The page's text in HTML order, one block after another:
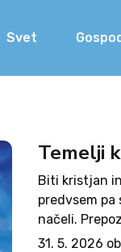
Svet
Temelji
Biti kristjan
predvsem
načeli.
31. 5. 2026